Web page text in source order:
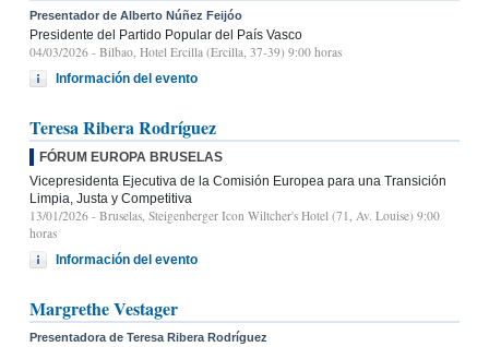
Presentador de Alberto Núñez Feijóo
Presidente del Partido Popular del País Vasco
04/03/2026 - Bilbao, Hotel Ercilla (Ercilla, 37-39) 9:00 horas
Información del evento
Teresa Ribera Rodríguez
FÓRUM EUROPA BRUSELAS
Vicepresidenta Ejecutiva de la Comisión Europea para una Transición
Limpia, Justa y Competitiva
13/01/2026 - Bruselas, Steigenberger Icon Wiltcher's Hotel (71, Av. Louise) 9:00
horas
Información del evento
Margrethe Vestager
Presentadora de Teresa Ribera Rodríguez